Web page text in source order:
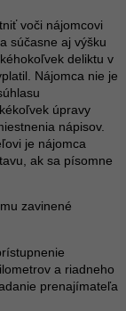
voči nájomcovi
súčasne aj výšku
deliktu v
Nájomca nie je
úpravy
nápisov.
je nájomca
ak sa písomne
zavinené
a riadneho
prenajímateľa